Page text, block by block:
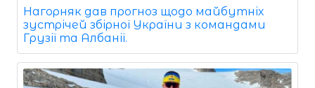
Нагорняк дав прогноз щодо майбутніх
зустрічей збірної України з командами
Грузії та Албанії.